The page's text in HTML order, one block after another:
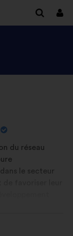
sa
du réseau
le secteur